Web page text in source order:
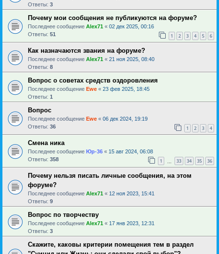
Ответы: 3
Почему мои сообщения не публикуются на форуме?
Последнее сообщение Alex71 « 02 дек 2025, 00:16
Ответы: 51 1 2 3 4 5 6
Как назначаются звания на форуме?
Последнее сообщение Alex71 « 21 ноя 2025, 08:40
Ответы: 8
Вопрос о советах средств оздоровления
Последнее сообщение Ewe « 23 фев 2025, 18:45
Ответы: 1
Вопрос
Последнее сообщение Ewe « 06 дек 2024, 19:19
Ответы: 36 1 2 3 4
Смена ника
Последнее сообщение Юр-36 « 15 авг 2024, 06:08
Ответы: 358 1 33 34 35 36
Почему нельзя писать личные сообщения, на этом
форуме?
Последнее сообщение Alex71 « 12 ноя 2023, 15:41
Ответы: 9
Вопрос по творчеству
Последнее сообщение Alex71 « 17 янв 2023, 12:31
Ответы: 3
Скажите, каковы критерии помещения тем в раздел